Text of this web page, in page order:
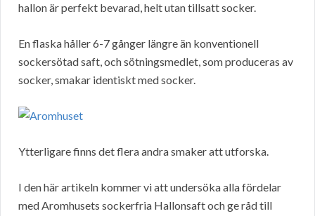
hallon är perfekt bevarad, helt utan tillsatt socker.
En flaska håller 6-7 gånger längre än konventionell
sockersötad saft, och sötningsmedlet, som produceras av
socker, smakar identiskt med socker.
Ytterligare finns det flera andra smaker att utforska.
I den här artikeln kommer vi att undersöka alla fördelar
med Aromhusets sockerfria Hallonsaft och ge råd till